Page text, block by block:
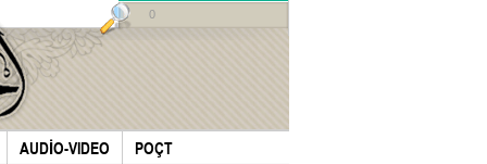
AUDİO-VIDEO POÇT
0